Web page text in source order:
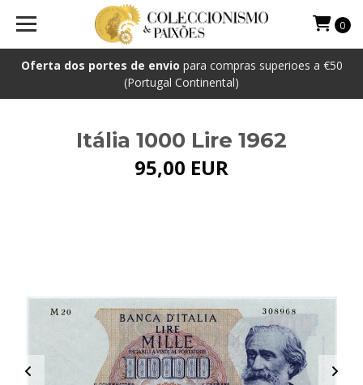
Oferta dos portes de envio para compras superioes a €50
(Portugal Continental)
0
Itália 1000 Lire 1962
95,00 EUR